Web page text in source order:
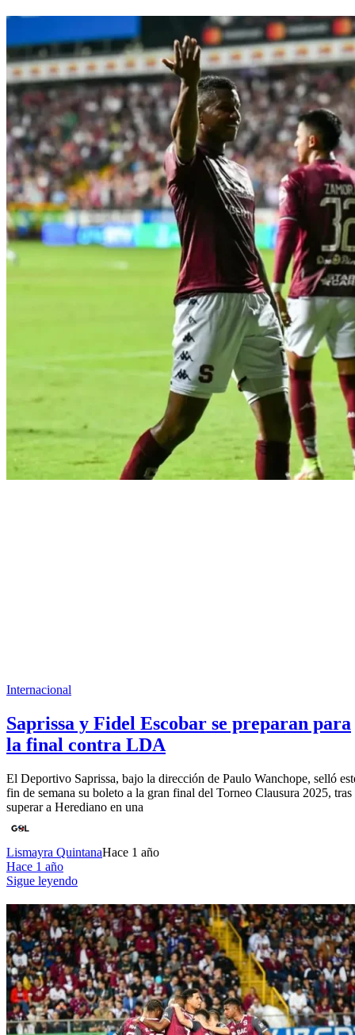
Internacional
Saprissa y Fidel Escobar se preparan para
la final contra LDA
El Deportivo Saprissa, bajo la dirección de Paulo Wanchope, selló
fin de semana su boleto a la gran final del Torneo Clausura 2025, tras
superar a Herediano en una
Lismayra QuintanaHace 1 año
Hace 1 año
Sigue leyendo